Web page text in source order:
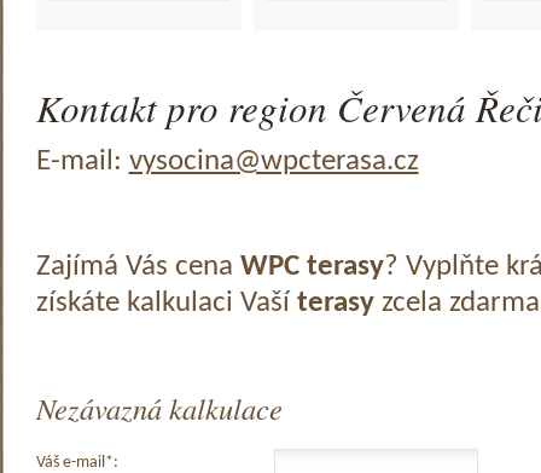
Kontakt pro region Červená
E-mail: vysocina@wpcterasa.cz
Zajímá Vás cena WPC terasy? Vyplňte
získáte kalkulaci Vaší terasyzcela
Nezávazná kalkulace
Váš e-mail*: